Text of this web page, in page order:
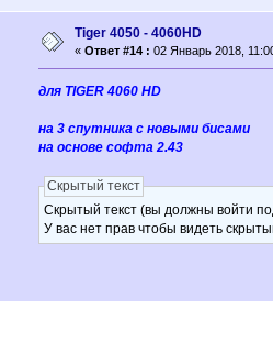
Tiger 4050 - 4060HD
« Ответ #14 : 02 Январь 2018,
для TIGER 4060 HD
на 3 спутника с новыми бисами
на основе софта 2.43
Скрытый текст
Скрытый текст (вы должны войти
У вас нет прав чтобы видеть